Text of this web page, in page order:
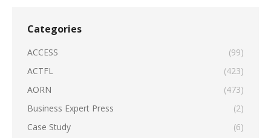
Categories
ACCESS
(99)
ACTFL
(423)
AORN
(473)
Business Expert Press
(2)
Case Study
(6)